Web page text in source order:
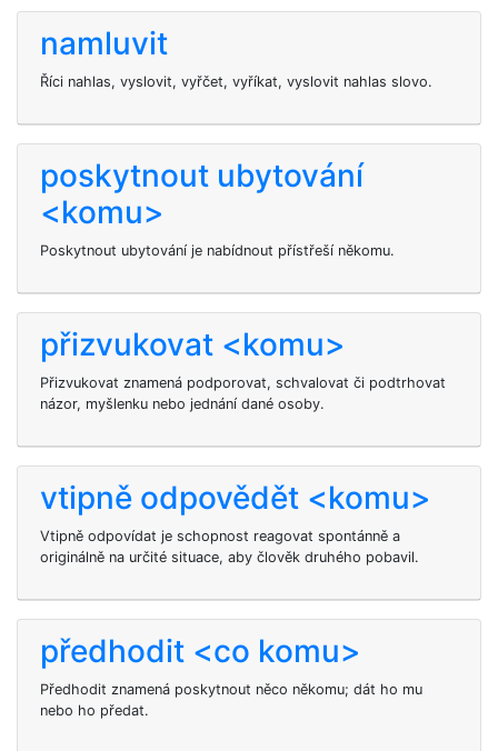
namluvit
Říci nahlas, vyslovit, vyřčet, vyříkat, vyslovit nahlas slovo.
poskytnout ubytování
<komu>
Poskytnout ubytování je nabídnout přístřeší někomu.
přizvukovat <komu>
Přizvukovat znamená podporovat, schvalovat či podtrhovat
názor, myšlenku nebo jednání dané osoby.
vtipně odpovědět <komu>
Vtipně odpovídat je schopnost reagovat spontánně a
originálně na určité situace, aby člověk druhého pobavil.
předhodit <co komu>
Předhodit znamená poskytnout něco někomu; dát ho mu
nebo ho předat.